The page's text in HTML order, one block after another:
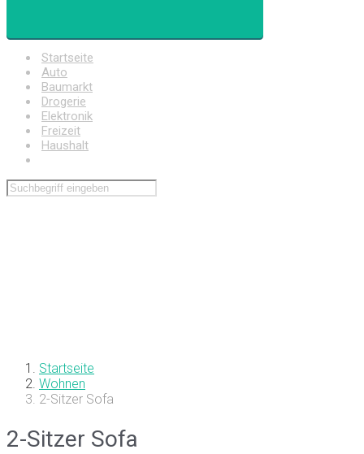
Startseite
Auto
Baumarkt
Drogerie
Elektronik
Freizeit
Haushalt
Startseite
Wohnen
2-Sitzer Sofa
2-Sitzer Sofa